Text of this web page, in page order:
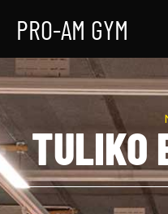
sisältöön
PRO-AM GYM
TULIKO